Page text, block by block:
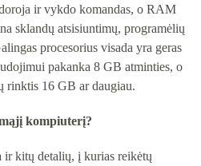
ir vykdo komandas, o RAM
sklandų atsisiuntimų, programėlių
procesorius visada yra geras
pakanka 8 GB atminties, o
rinktis 16 GB ar daugiau.
kompiuterį?
kitų detalių, į kurias reikėtų